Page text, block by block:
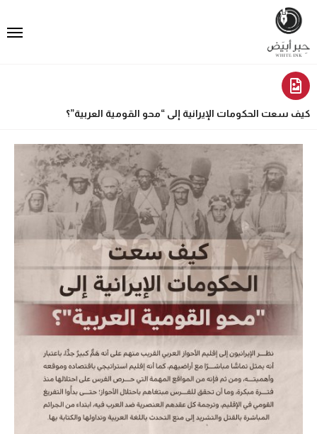
كيف سعت الحكومات الإيرانية إلى “محو القومية العربية”؟